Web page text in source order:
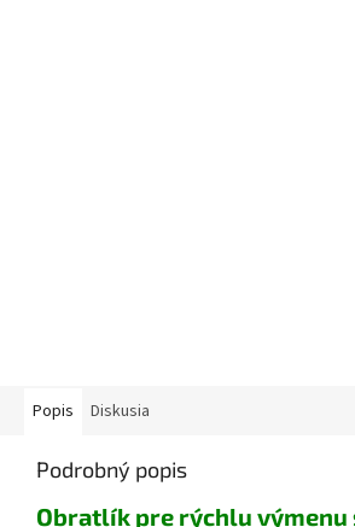
Popis Diskusia
Podrobný popis
Obratlík pre rýchlu výmenu